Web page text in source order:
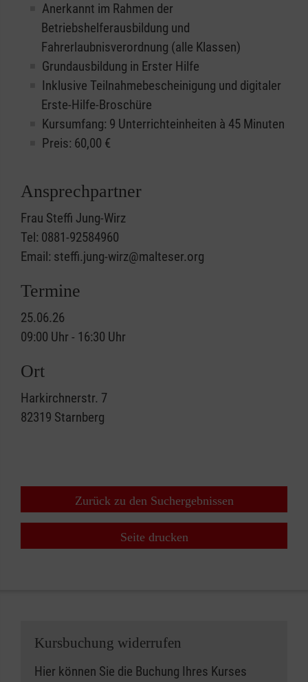
Anerkannt im Rahmen der
Betriebshelferausbildung und
Fahrerlaubnisverordnung (alle Klassen)
Grundausbildung in Erster Hilfe
Inklusive Teilnahmebescheinigung und digitaler
Erste-Hilfe-Broschüre
Kursumfang: 9 Unterrichteinheiten à 45 Minuten
Preis: 60,00 €
Ansprechpartner
Frau Steffi Jung-Wirz
Tel: 0881-92584960
Email: steffi.jung-wirz@malteser.org
Termine
25.06.26
09:00 Uhr - 16:30 Uhr
Ort
Harkirchnerstr. 7
82319 Starnberg
Zurück zu den Suchergebnissen
Seite drucken
Kursbuchung widerrufen
Hier können Sie die Buchung Ihres Kurses